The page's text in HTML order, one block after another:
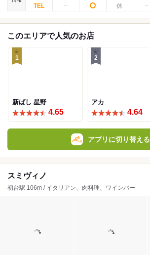
このエリアで人気のお店
1
新ばし 星野
4.65
2
アカ
4.64
アプリに切り替える
スミヴィノ
初台駅 106m / イタリアン、肉料理、ワインバー